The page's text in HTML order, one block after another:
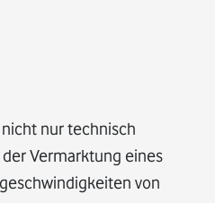
nur technisch
Vermarktung eines
von